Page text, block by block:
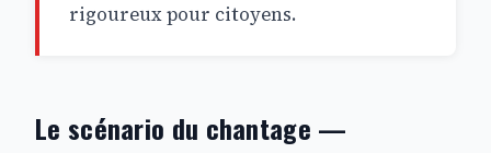
rigoureux pour citoyens.
Le scénario du chantage —